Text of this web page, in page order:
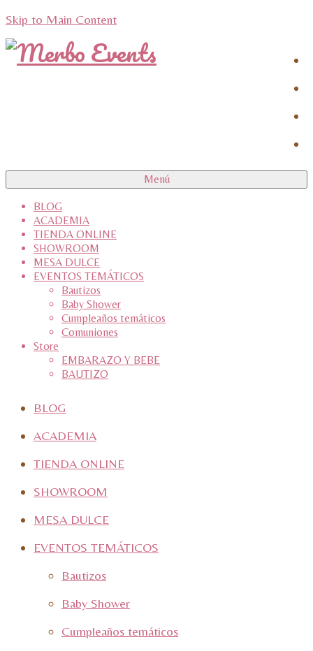
Skip to Main Content
Menú
BLOG
ACADEMIA
TIENDA ONLINE
SHOWROOM
MESA DULCE
EVENTOS TEMÁTICOS
Bautizos
Baby Shower
Cumpleaños temáticos
Comuniones
Store
EMBARAZO Y BEBE
BAUTIZO
BLOG
ACADEMIA
TIENDA ONLINE
SHOWROOM
MESA DULCE
EVENTOS TEMÁTICOS
Bautizos
Baby Shower
Cumpleaños temáticos